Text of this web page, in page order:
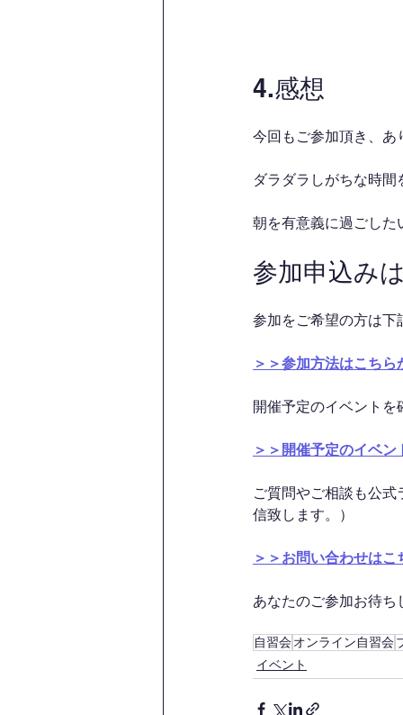
4.感想
今回もご参加頂き、あ
ダラダラしがちな時
朝を有意義に過ごした
参加申込み
参加をご希望の方は下
＞＞参加方法はこちら
開催予定のイベント
＞＞開催予定のイベン
ご質問やご相談も公
信致します。）
＞＞お問い合わせはこ
あなたのご参加お待
自習会オンライン自習会
イベント